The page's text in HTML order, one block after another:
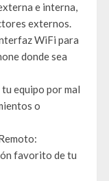
e interna,
externos.
WiFi para
donde sea
equipo por mal
o
favorito de tu